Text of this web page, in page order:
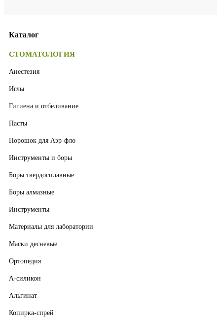
Каталог
СТОМАТОЛОГИЯ
Анестезия
Иглы
Гигиена и отбеливание
Пасты
Порошок для Аэр-фло
Инструменты и боры
Боры твердосплавные
Боры алмазные
Инструменты
Материалы для лаборатории
Маски десневые
Ортопедия
А-силикон
Альгинат
Копирка-спрей